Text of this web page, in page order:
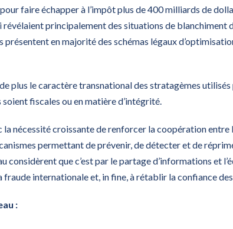
faire échapper à l’impôt plus de 400 milliards de
révélaient principalement des situations de blanchiment
présentent en majorité des schémas légaux
plus le caractère transnational des stratagèmes
soient fiscales ou en matière d’intégrité.
la nécessité croissante de renforcer la coopération entre
permettant de prévenir, de détecter et de
considèrent que c’est par le partage d’informations et
internationale et, in fine, à rétablir la confiance
: